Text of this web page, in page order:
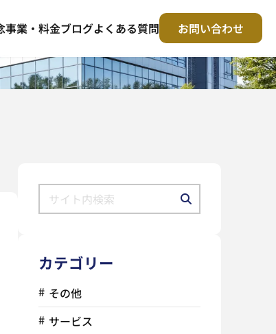
事業・料金ブログよくある質問 お問い合わせ
カテゴリー
その他
サービス